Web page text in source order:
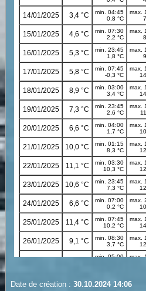
Date de création : 30.10.2024 14:06